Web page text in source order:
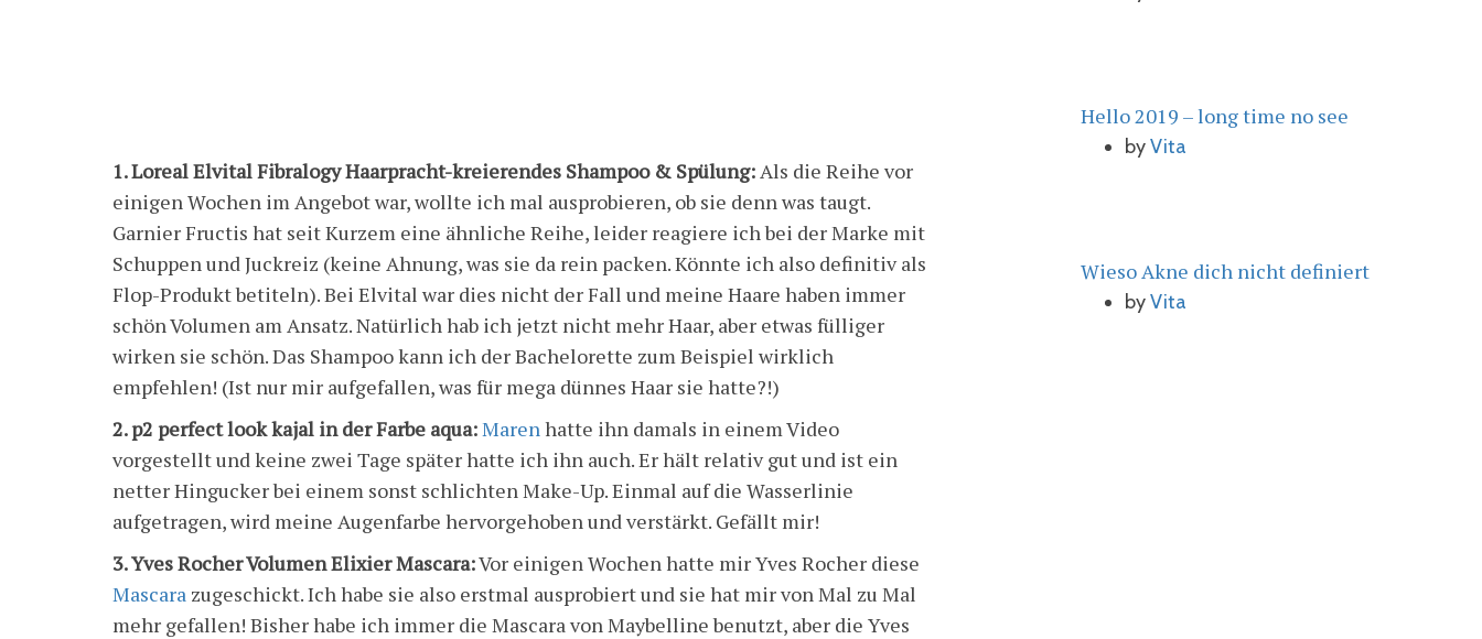
1. Loreal Elvital Fibralogy Haarpracht-kreierendes Shampoo & Spülung: Als die Reihe vor
einigen Wochen im Angebot war, wollte ich mal ausprobieren, ob sie denn was taugt.
Garnier Fructis hat seit Kurzem eine ähnliche Reihe, leider reagiere ich bei der Marke mit
Schuppen und Juckreiz (keine Ahnung, was sie da rein packen. Könnte ich also definitiv als
Flop-Produkt betiteln). Bei Elvital war dies nicht der Fall und meine Haare haben immer
schön Volumen am Ansatz. Natürlich hab ich jetzt nicht mehr Haar, aber etwas fülliger
wirken sie schön. Das Shampoo kann ich der Bachelorette zum Beispiel wirklich
empfehlen! (Ist nur mir aufgefallen, was für mega dünnes Haar sie hatte?!)
2. p2 perfect look kajal in der Farbe aqua:Maren hatte ihn damals in einem Video
vorgestellt und keine zwei Tage später hatte ich ihn auch. Er hält relativ gut und ist ein
netter Hingucker bei einem sonst schlichten Make-Up. Einmal auf die Wasserlinie
aufgetragen, wird meine Augenfarbe hervorgehoben und verstärkt. Gefällt mir!
3. Yves Rocher Volumen Elixier Mascara:Vor einigen Wochen hatte mir Yves Rocher diese
Mascara zugeschickt. Ich habe sie also erstmal ausprobiert und sie hat mir von Mal zu Mal
mehr gefallen! Bisher habe ich immer die Mascara von Maybelline benutzt, aber die Yves
Hello 2019 – long time no see
by Vita
Wieso Akne dich nicht definiert
by Vita